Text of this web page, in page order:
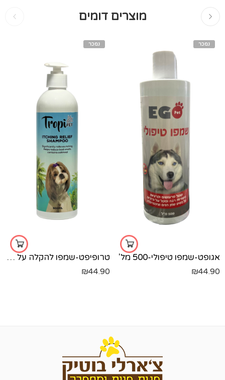
מוצרים דומים
נמכר
אגופט-שמפו טיפולי-500 מל'
₪44.90
נמכר
טרופיפט-שמפו להקלה על גירודים טרופיפט 500 מל'
₪44.90